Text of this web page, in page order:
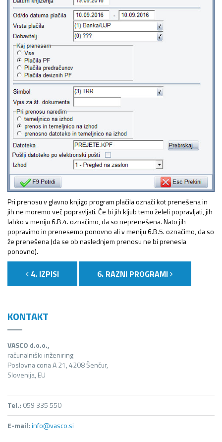
Pri prenosu v glavno knjigo program plačila označi kot prenešena in
jih ne moremo več popravljati. Če bi jih kljub temu želeli popravljati, jih
lahko v meniju 6.B.4. označimo, da so neprenešena. Nato jih
popravimo in prenesemo ponovno ali v meniju 6.B.5. označimo, da so
že prenešena (da se ob naslednjem prenosu ne bi prenesla
ponovno).
4. IZPISI 6. RAZNI PROGRAMI
KONTAKT
VASCO d.o.o.,
računalniški inženiring
Poslovna cona A 21, 4208 Šenčur,
Slovenija, EU
Tel.: 059 335 550
E-mail:info@vasco.si